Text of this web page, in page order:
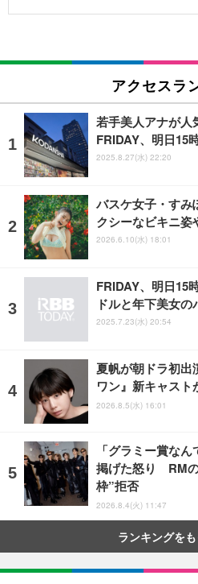
アクセスラ
若手美人アナが人
FRIDAY、明日15
2025.8.27(水) 22:20
バスケ女子・すみ
クシーなビキニ姿
2026.6.10(水) 18:01
FRIDAY、明日15
ドルと年下美女
2025.7.23(水) 20:54
夏帆が朝ドラ初出
ワン』新キャスト
2026.8.5(水) 16:01
「グラミー賞な
掲げた怒り RM
枠”拒否
2026.8.4(火) 11:47
ランキングを